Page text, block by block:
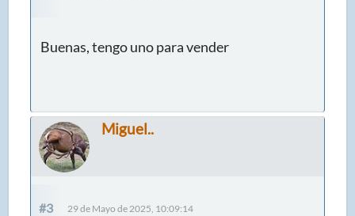
Buenas, tengo uno para vender
Miguel..
#3 29 de Mayo de 2025, 10:09:14